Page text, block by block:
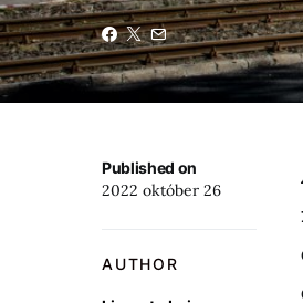
Published on
2022 október 26
AUTHOR